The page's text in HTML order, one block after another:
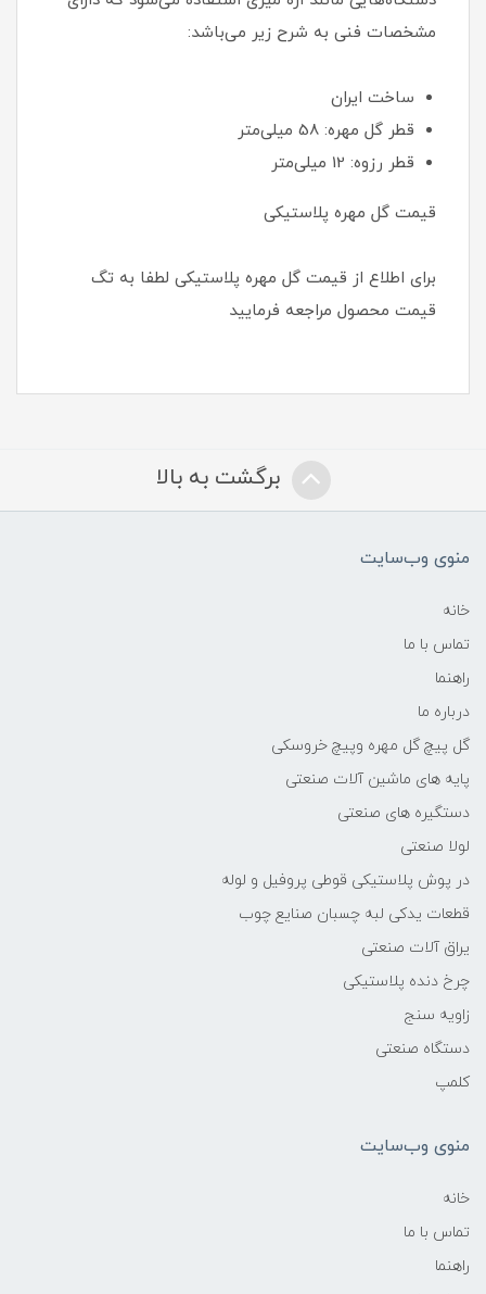
مشخصات فنی به شرح زیر می‌باشد:
ساخت ایران
قطر گل مهره: 58 میلی‌متر
قطر رزوه: 12 میلی‌متر
قیمت گل مهره پلاستیکی
برای اطلاع از قیمت گل مهره پلاستیکی لطفا به تگ
قیمت محصول مراجعه فرمایید
برگشت به بالا
منوی وب‌سایت
خانه
تماس با ما
راهنما
درباره ما
گل پیچ گل مهره وپیچ خروسکی
پایه های ماشین آلات صنعتی
دستگیره های صنعتی
لولا صنعتی
در پوش پلاستیکی قوطی پروفیل و لوله
قطعات یدکی لبه چسبان صنایع چوب
یراق آلات صنعتی
چرخ دنده پلاستیکی
زاویه سنج
دستگاه صنعتی
کلمپ
منوی وب‌سایت
خانه
تماس با ما
راهنما